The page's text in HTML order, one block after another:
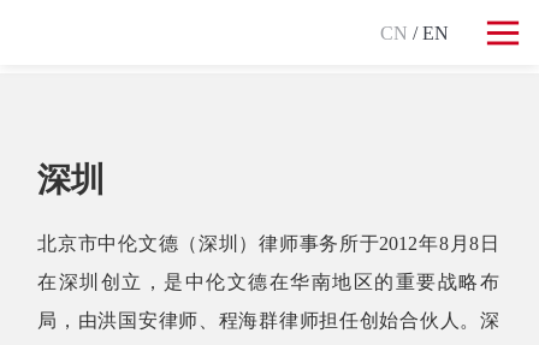
CN / EN
深圳
北京市中伦文德（深圳）律师事务所于2012年8月8日
在深圳创立，是中伦文德在华南地区的重要战略布
局，由洪国安律师、程海群律师担任创始合伙人。深